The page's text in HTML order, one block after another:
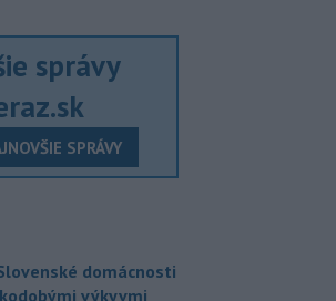
správy
SPRÁVY
domácnosti
výkyvmi